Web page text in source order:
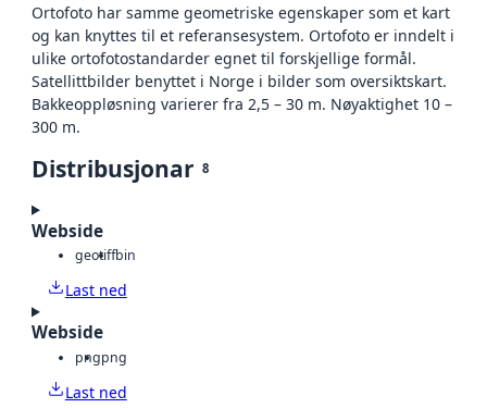
Ortofoto har samme geometriske egenskaper som et kart
og kan knyttes til et referansesystem. Ortofoto er inndelt i
ulike ortofotostandarder egnet til forskjellige formål.
Satellittbilder benyttet i Norge i bilder som oversiktskart.
Bakkeoppløsning varierer fra 2,5 – 30 m. Nøyaktighet 10 –
300 m.
Distribusjonar 8
Webside
geotiffbin
Last ned
Webside
pngpng
Last ned